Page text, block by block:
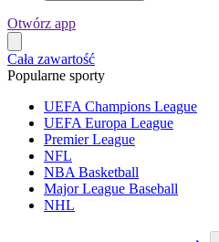
Otwórz app
Cała zawartość
Popularne sporty
UEFA Champions League
UEFA Europa League
Premier League
NFL
NBA Basketball
Major League Baseball
NHL